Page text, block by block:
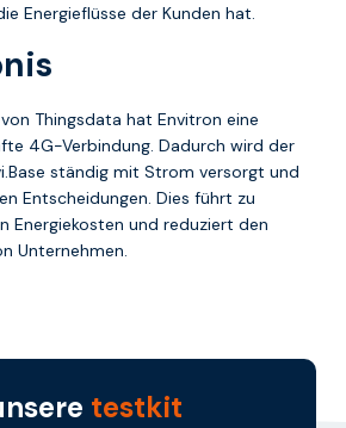
Energieflüsse der Kunden hat.
Thingsdata hat Envitron eine
4G-Verbindung. Dadurch wird der
ständig mit Strom versorgt und
Entscheidungen. Dies führt zu
Energiekosten und reduziert den
Unternehmen.
testkit